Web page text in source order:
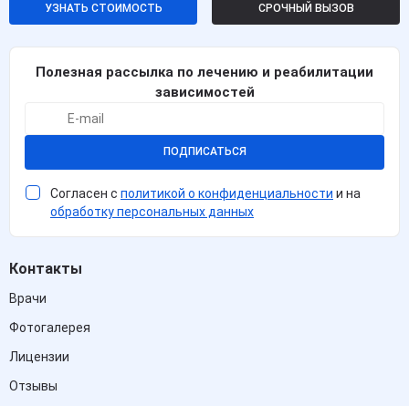
УЗНАТЬ СТОИМОСТЬ СРОЧНЫЙ ВЫЗОВ
Полезная рассылка по лечению и реабилитации
зависимостей
ПОДПИСАТЬСЯ
Согласен с политикой о конфиденциальности и на
обработку персональных данных
Контакты
Врачи
Фотогалерея
Лицензии
Отзывы